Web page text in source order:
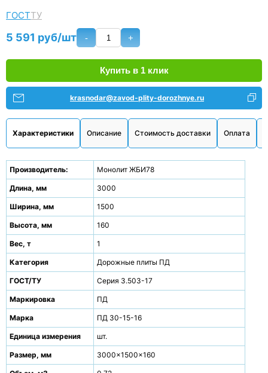
ГОСТТУ
5 591 руб/шт - +
Купить в 1 клик
krasnodar@zavod-plity-dorozhnye.ru
Характеристики Описание Стоимость доставки Оплата
Производитель: Монолит ЖБИ78
Длина, мм 3000
Ширина, мм 1500
Высота, мм 160
Вес, т 1
Категория Дорожные плиты ПД
ГОСТ/ТУ Серия 3.503-17
Маркировка ПД
Марка ПД 30-15-16
Единица измерения шт.
Размер, мм 3000x1500x160